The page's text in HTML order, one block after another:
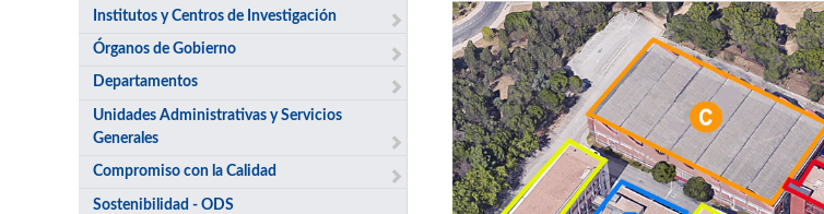
Institutos y Centros de Investigación
Órganos de Gobierno
Departamentos
Unidades Administrativas y Servicios
Generales
Compromiso con la Calidad
Sostenibilidad - ODS